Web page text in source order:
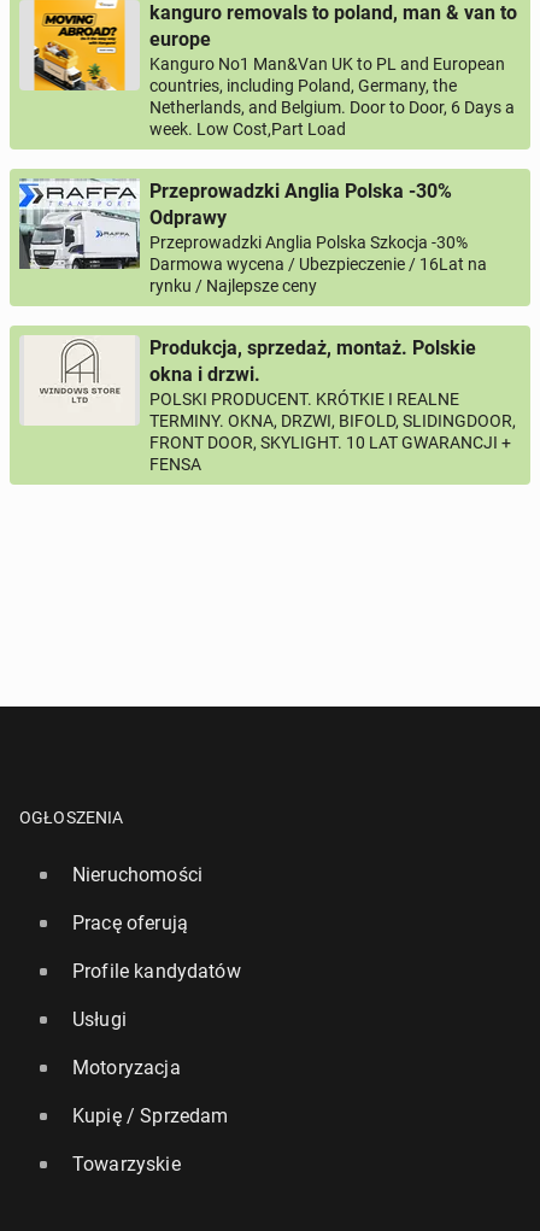
kanguro removals to poland, man & van to
europe
Kanguro No1 Man&Van UK to PL and European
countries, including Poland, Germany, the
Netherlands, and Belgium. Door to Door, 6 Days a
week. Low Cost,Part Load
Przeprowadzki Anglia Polska -30%
Odprawy
Przeprowadzki Anglia Polska Szkocja -30%
Darmowa wycena / Ubezpieczenie / 16Lat na
rynku / Najlepsze ceny
Produkcja, sprzedaż, montaż. Polskie
okna i drzwi.
POLSKI PRODUCENT. KRÓTKIE I REALNE
TERMINY. OKNA, DRZWI, BIFOLD, SLIDINGDOOR,
FRONT DOOR, SKYLIGHT. 10 LAT GWARANCJI +
FENSA
OGŁOSZENIA
Nieruchomości
Pracę oferują
Profile kandydatów
Usługi
Motoryzacja
Kupię / Sprzedam
Towarzyskie